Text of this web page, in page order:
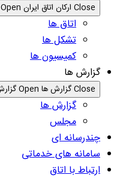
Close ارکان اتاق ایران Open ارکان اتاق ایران
اتاق ها
تشکل ها
کمیسیون ها
گزارش ها
Close گزارش ها Open گزارش ها
گزارش ها
مجلس
چندرسانه ای
سامانه های خدماتی
ارتباط با اتاق